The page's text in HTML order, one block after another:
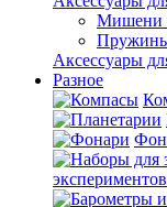
Мишени
Аксессуары
Разное
экспериментов